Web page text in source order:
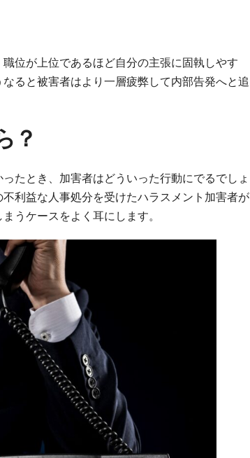
位が上位であるほど自分の主張に固執しやす
ると被害者はより一層疲弊して内部告発へと追
？
たとき、加害者はどういった行動にでるでしょ
利益な人事処分を受けたハラスメント加害者が
うケースをよく耳にします。